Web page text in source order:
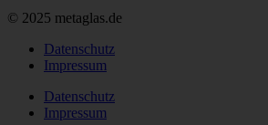
© 2025 metaglas.de
Datenschutz
Impressum
Datenschutz
Impressum